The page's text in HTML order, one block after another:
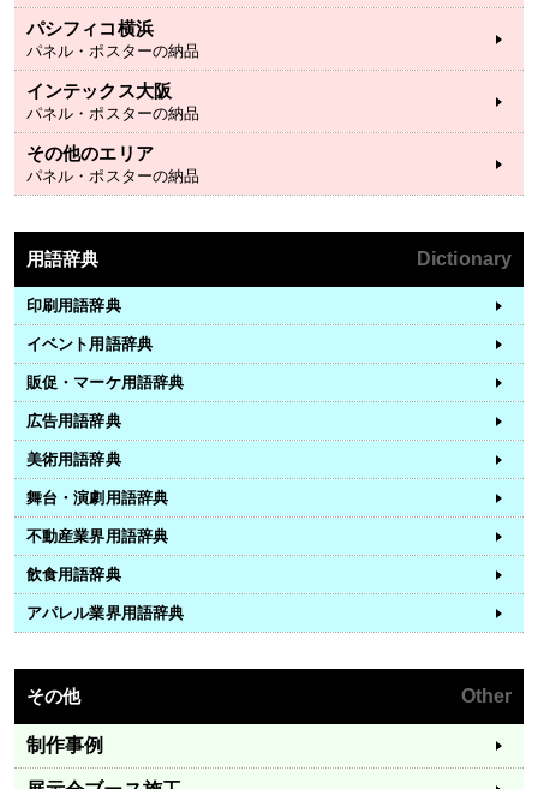
パシフィコ横浜
パネル・ポスターの納品
インテックス大阪
パネル・ポスターの納品
その他のエリア
パネル・ポスターの納品
用語辞典 Dictionary
印刷用語辞典
イベント用語辞典
販促・マーケ用語辞典
広告用語辞典
美術用語辞典
舞台・演劇用語辞典
不動産業界用語辞典
飲食用語辞典
アパレル業界用語辞典
その他 Other
制作事例